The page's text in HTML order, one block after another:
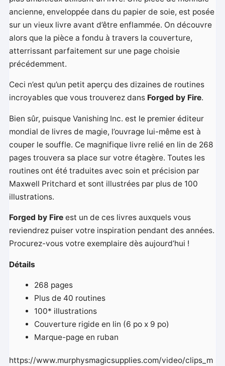
ancienne, enveloppée dans du papier de soie, est posée
sur un vieux livre avant d’être enflammée. On découvre
alors que la pièce a fondu à travers la couverture,
atterrissant parfaitement sur une page choisie
précédemment.
Ceci n’est qu’un petit aperçu des dizaines de routines
incroyables que vous trouverez dans Forged by Fire.
Bien sûr, puisque Vanishing Inc. est le premier éditeur
mondial de livres de magie, l’ouvrage lui-même est à
couper le souffle. Ce magnifique livre relié en lin de 268
pages trouvera sa place sur votre étagère. Toutes les
routines ont été traduites avec soin et précision par
Maxwell Pritchard et sont illustrées par plus de 100
illustrations.
Forged by Fire est un de ces livres auxquels vous
reviendrez puiser votre inspiration pendant des années.
Procurez-vous votre exemplaire dès aujourd’hui !
Détails
268 pages
Plus de 40 routines
100* illustrations
Couverture rigide en lin (6 po x 9 po)
Marque-page en ruban
https://www.murphysmagicsupplies.com/video/clips_m